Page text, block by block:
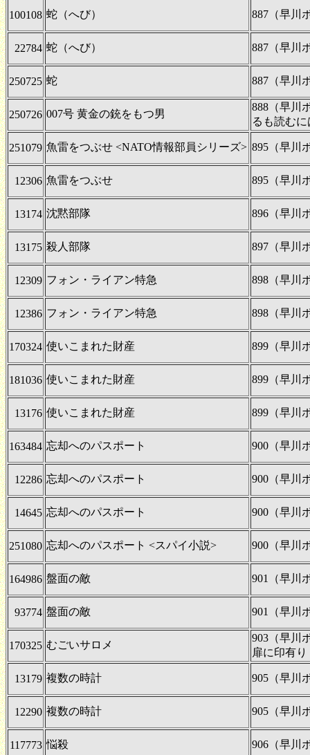
100108 蛇（へび） 887（早川
22784 蛇（へび） 887（早川
250725 蛇 887（早川
250726 007号 黄金の銃をもつ男
888（早川
るも読む
251079 魚雷をつぶせ <NATO情報部員シリーズ> 895（早川
12306 魚雷をつぶせ 895（早川
13174 沈黙部隊 896（早川
13175 殺人部隊 897（早川
12309 フォン・ライアン特急 898（早川
12386 フォン・ライアン特急 898（早川
170324 使いこまれた財産 899（早川
181036 使いこまれた財産 899（早川
13176 使いこまれた財産 899（早川
163484 忘却へのパスポート 900（早川
12286 忘却へのパスポート 900（早川
14645 忘却へのパスポート 900（早川
251080 忘却へのパスポート <スパイ小説> 900（早川
164986 盤面の敵 901（早川
93774 盤面の敵 901（早川
170325 むごいサロメ
903（早川
扉に印有り
13179 複数の時計 905（早川
12290 複数の時計 905（早川
117773 悩殺 906（早川